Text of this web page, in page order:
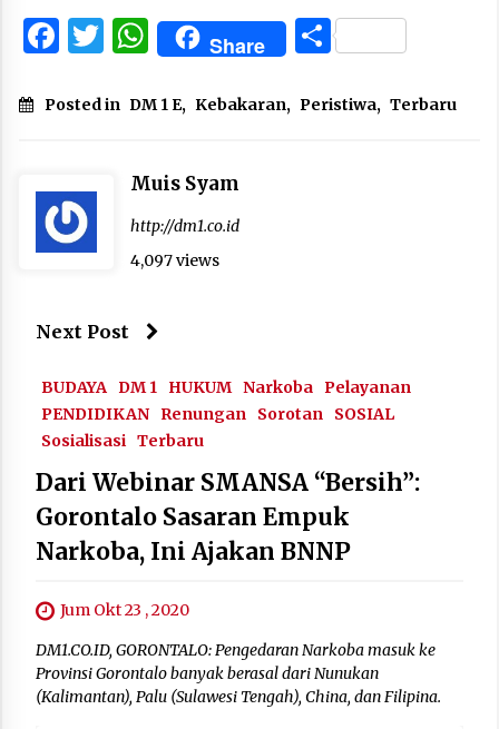
Facebook
Twitter
WhatsApp
Share Share
Posted in DM 1 E, Kebakaran, Peristiwa, Terbaru
Muis Syam
http://dm1.co.id
4,097 views
Next Post
BUDAYA DM 1 HUKUM Narkoba Pelayanan
PENDIDIKAN
Renungan Sorotan
SOSIAL
Sosialisasi Terbaru
Dari Webinar SMANSA “Bersih”:
Gorontalo Sasaran Empuk
Narkoba, Ini Ajakan BNNP
Jum Okt 23 , 2020
DM1.CO.ID, GORONTALO: Pengedaran Narkoba masuk ke
Provinsi Gorontalo banyak berasal dari Nunukan
(Kalimantan), Palu (Sulawesi Tengah), China, dan Filipina.